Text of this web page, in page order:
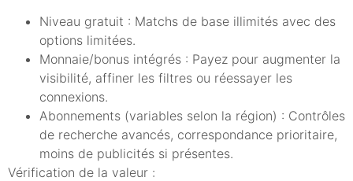
Niveau gratuit : Matchs de base illimités avec des
options limitées.
Monnaie/bonus intégrés : Payez pour augmenter la
visibilité, affiner les filtres ou réessayer les
connexions.
Abonnements (variables selon la région) : Contrôles
de recherche avancés, correspondance prioritaire,
moins de publicités si présentes.
Vérification de la valeur :